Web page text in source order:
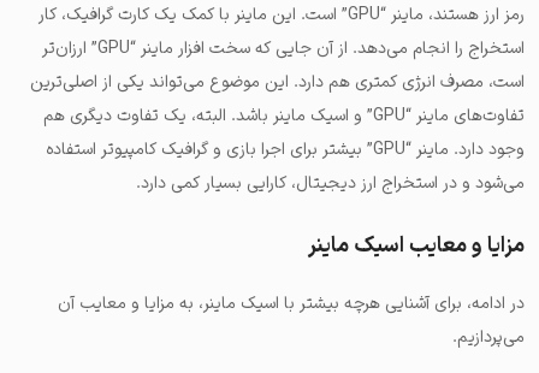
رمز ارز هستند، ماینر “GPU” است. این ماینر با کمک یک کارت گرافیک، کار
استخراج را انجام می‌دهد. از آن جایی که سخت افزار ماینر “GPU” ارزان‌تر
است، مصرف انرژی کمتری هم دارد. این موضوع می‌تواند یکی از اصلی‌ترین
تفاوت‌های ماینر “GPU” و اسیک ماینر باشد. البته، یک تفاوت دیگری هم
وجود دارد. ماینر “GPU” بیشتر برای اجرا بازی و گرافیک کامپیوتر استفاده
می‌شود و در استخراج ارز دیجیتال، کارایی بسیار کمی دارد.
مزایا و معایب اسیک ماینر
در ادامه، برای آشنایی هرچه بیشتر با اسیک ماینر، به مزایا و معایب آن
می‌پردازیم.